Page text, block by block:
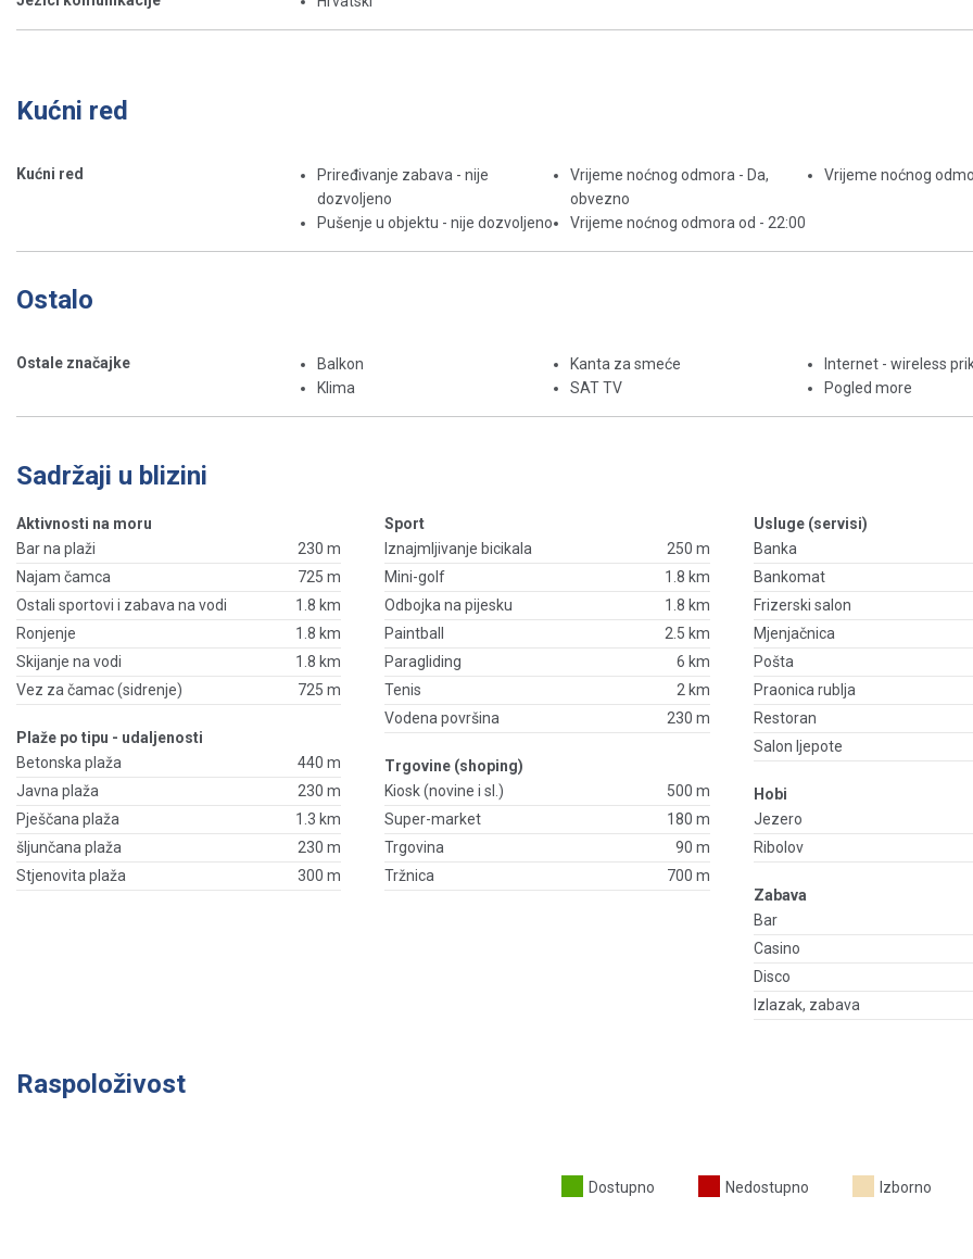
Kućni red
Kućni red
Priređivanje zabava - nije
dozvoljeno
Pušenje u objektu - nije dozvoljeno
Vrijeme noćnog odmora - Da,
obvezno
Vrijeme noćnog odmora od - 22:00
Vrijeme noćnog
Ostalo
Ostale značajke
Balkon
Klima
Kanta za smeće
SAT TV
Internet - wireless
Pogled more
Sadržaji u blizini
Aktivnosti na moru
Bar na plaži
230 m
Najam čamca
725 m
Ostali sportovi i zabava na vodi
1.8 km
Ronjenje
1.8 km
Skijanje na vodi
1.8 km
Vez za čamac (sidrenje)
725 m
Plaže po tipu - udaljenosti
Betonska plaža
440 m
Javna plaža
230 m
Pješčana plaža
1.3 km
šljunčana plaža
230 m
Stjenovita plaža
300 m
Sport
Iznajmljivanje bicikala
250 m
Mini-golf
1.8 km
Odbojka na pijesku
1.8 km
Paintball
2.5 km
Paragliding
6 km
Tenis
2 km
Vodena površina
230 m
Trgovine (shoping)
Kiosk (novine i sl.)
500 m
Super-market
180 m
Trgovina
90 m
Tržnica
700 m
Usluge (servisi)
Banka
Bankomat
Frizerski salon
Mjenjačnica
Pošta
Praonica rublja
Restoran
Salon ljepote
Hobi
Jezero
Ribolov
Zabava
Bar
Casino
Disco
Izlazak, zabava
Raspoloživost
Dostupno Nedostupno Izborno